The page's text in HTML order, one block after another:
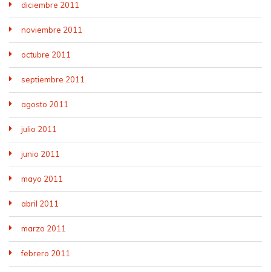
diciembre 2011
noviembre 2011
octubre 2011
septiembre 2011
agosto 2011
julio 2011
junio 2011
mayo 2011
abril 2011
marzo 2011
febrero 2011